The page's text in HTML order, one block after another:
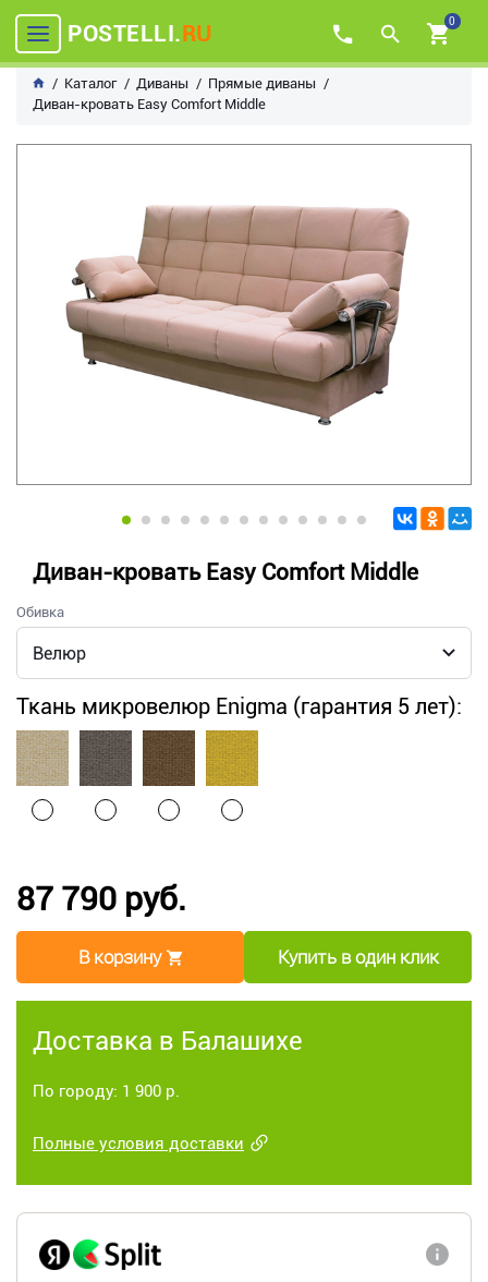
POSTELLI.RU 0
Каталог Диваны
Прямые диваны
Диван-кровать Easy Comfort Middle
Диван-кровать Easy Comfort Middle
Обивка
Ткань микровелюр Enigma (гарантия 5 лет):
87 790 руб.
В корзину Купить в один клик
Доставка в Балашихе
По городу: 1 900 р.
Полные условия доставки